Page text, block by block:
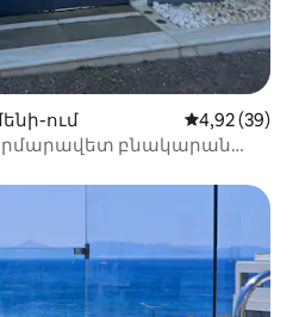
ում Միջին
4,92 (39)
բնակարան